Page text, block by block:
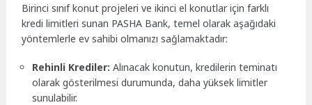
Birinci sınıf konut projeleri ve ikinci el konutlar için farklı
kredi limitleri sunan PASHA Bank, temel olarak aşağıdaki
yöntemlerle ev sahibi olmanızı sağlamaktadır:
Rehinli Krediler: Alınacak konutun, kredilerin teminatı
olarak gösterilmesi durumunda, daha yüksek limitler
sunulabilir.